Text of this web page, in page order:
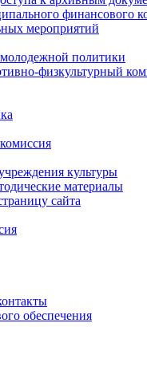
финансового
мероприятий
политики
физкультурный
культуры
материалы
сайта
обеспечения